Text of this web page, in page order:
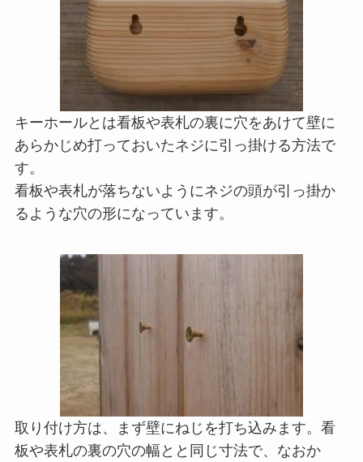
キーホールとは看板や表札の裏に穴をあけて壁に
あらかじめ打っておいたネジに引っ掛ける方法で
す。
看板や表札が落ちないようにネジの頭が引っ掛か
るような穴の形になっています。
取り付け方は、まず壁にねじを打ち込みます。看
板や表札の裏の穴の幅とと同じ寸法で、なおか